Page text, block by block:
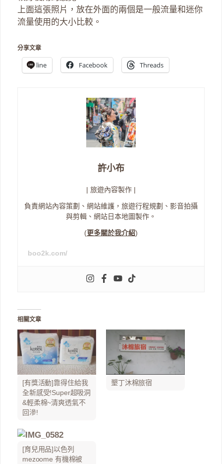
上面這張照片，放在外面的兩個是一般流量和迷你
流量使用的大小比較。
分享文章
line Facebook Threads
許小布
| 旅遊內容製作 |
負責網站內容策劃、網站維護，旅遊行程規劃、影音拍攝
與剪輯、網站日本地圖製作。
(更多關於我介紹)
boo2k.com/
相關文章
[有獎活動]靠得住給我
全新感受!Super超吸洞
&輕柔棉~清爽透氣不
回滲!
墾丁沐棉旅宿
[育兒用品]以色列
mezoome 有機棉被